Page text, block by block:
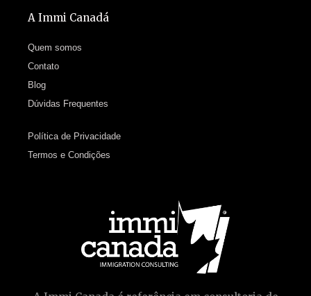
A Immi Canadá
Quem somos
Contato
Blog
Dúvidas Frequentes
Política de Privacidade
Termos e Condições